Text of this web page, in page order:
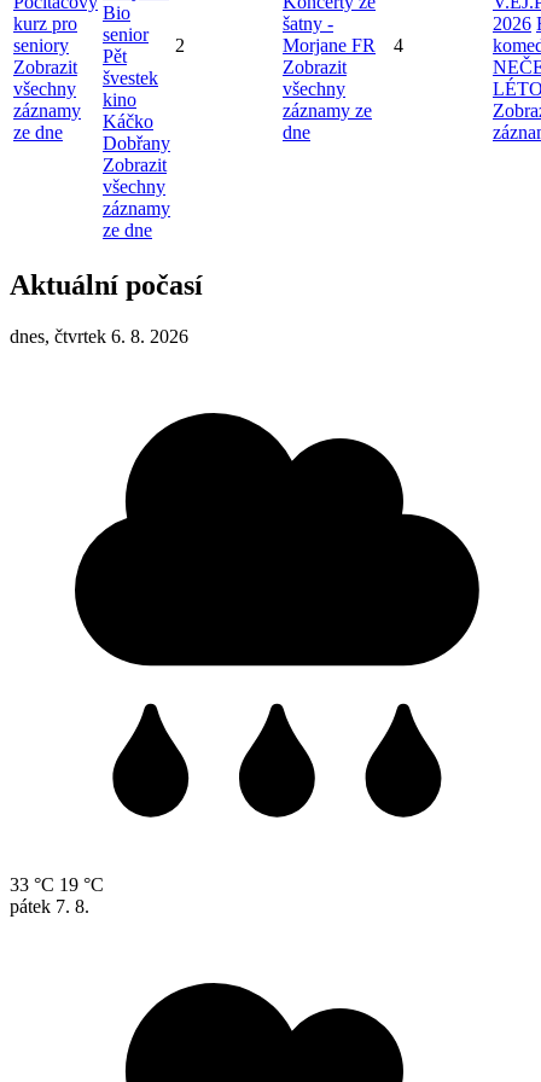
kurz pro
seniory
Zobrazit
všechny
záznamy
ze dne
Bio
senior
Pět
švestek
kino
Káčko
Dobřany
Zobrazit
všechny
záznamy
ze dne
2
šatny -
Morjane FR
Zobrazit
všechny
záznamy ze
dne
4
2026
Aktuální počasí
dnes, čtvrtek 6. 8. 2026
33 °C 19 °C
pátek 7. 8.